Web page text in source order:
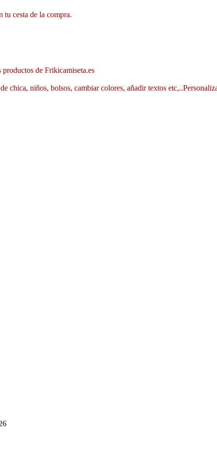
cesta de la compra.
productos de Frikicamiseta.es
chica, niños, bolsos, cambiar colores, añadir textos